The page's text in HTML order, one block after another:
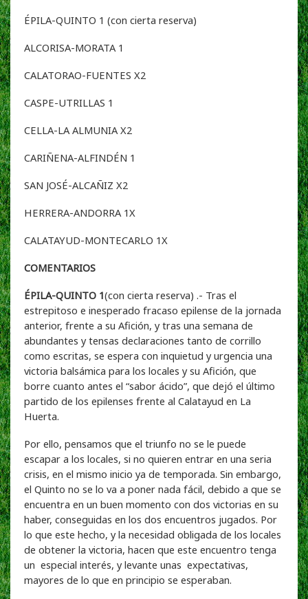
ÉPILA-QUINTO 1 (con cierta reserva)
ALCORISA-MORATA 1
CALATORAO-FUENTES X2
CASPE-UTRILLAS 1
CELLA-LA ALMUNIA X2
CARIÑENA-ALFINDÉN 1
SAN JOSÉ-ALCAÑIZ X2
HERRERA-ANDORRA 1X
CALATAYUD-MONTECARLO 1X
COMENTARIOS
ÉPILA-QUINTO 1(con cierta reserva) .- Tras el
estrepitoso e inesperado fracaso epilense de la jornada
anterior, frente a su Afición, y tras una semana de
abundantes y tensas declaraciones tanto de corrillo
como escritas, se espera con inquietud y urgencia una
victoria balsámica para los locales y su Afición, que
borre cuanto antes el “sabor ácido”, que dejó el último
partido de los epilenses frente al Calatayud en La
Huerta.
Por ello, pensamos que el triunfo no se le puede
escapar a los locales, si no quieren entrar en una seria
crisis, en el mismo inicio ya de temporada. Sin embargo,
el Quinto no se lo va a poner nada fácil, debido a que se
encuentra en un buen momento con dos victorias en su
haber, conseguidas en los dos encuentros jugados. Por
lo que este hecho, y la necesidad obligada de los locales
de obtener la victoria, hacen que este encuentro tenga
un especial interés, y levante unas expectativas,
mayores de lo que en principio se esperaban.